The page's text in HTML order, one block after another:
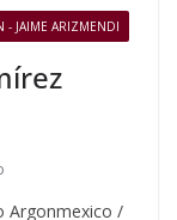
- JAIME ARIZMENDI
Argonmexico /